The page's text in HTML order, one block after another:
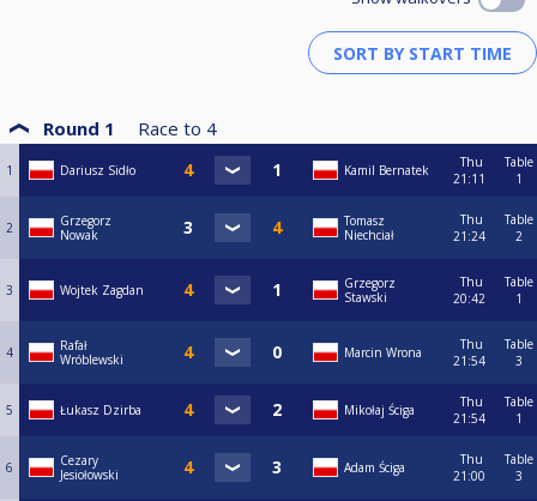
Round 1 Race to 4
1 Dariusz Sidło Kamil Bernatek
Thu
21:11
Table
1
2
Grzegorz
Nowak
Tomasz
Niechciał
Thu
21:24
Table
2
3 Wojtek Zagdan
Grzegorz
Stawski
Thu
20:42
Table
1
4
Rafał
Wróblewski
Marcin Wrona
Thu
21:54
Table
3
5 Łukasz Dzirba Mikołaj Ściga
Thu
21:54
Table
1
6
Cezary
Jesiołowski
Adam Ściga
Thu
21:00
Table
3